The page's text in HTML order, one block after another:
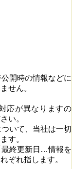
開時の情報などに
せん。
応が異なりますの
い。
いて、当社は一切
す。
終更新日…情報を
ぞれ指します。